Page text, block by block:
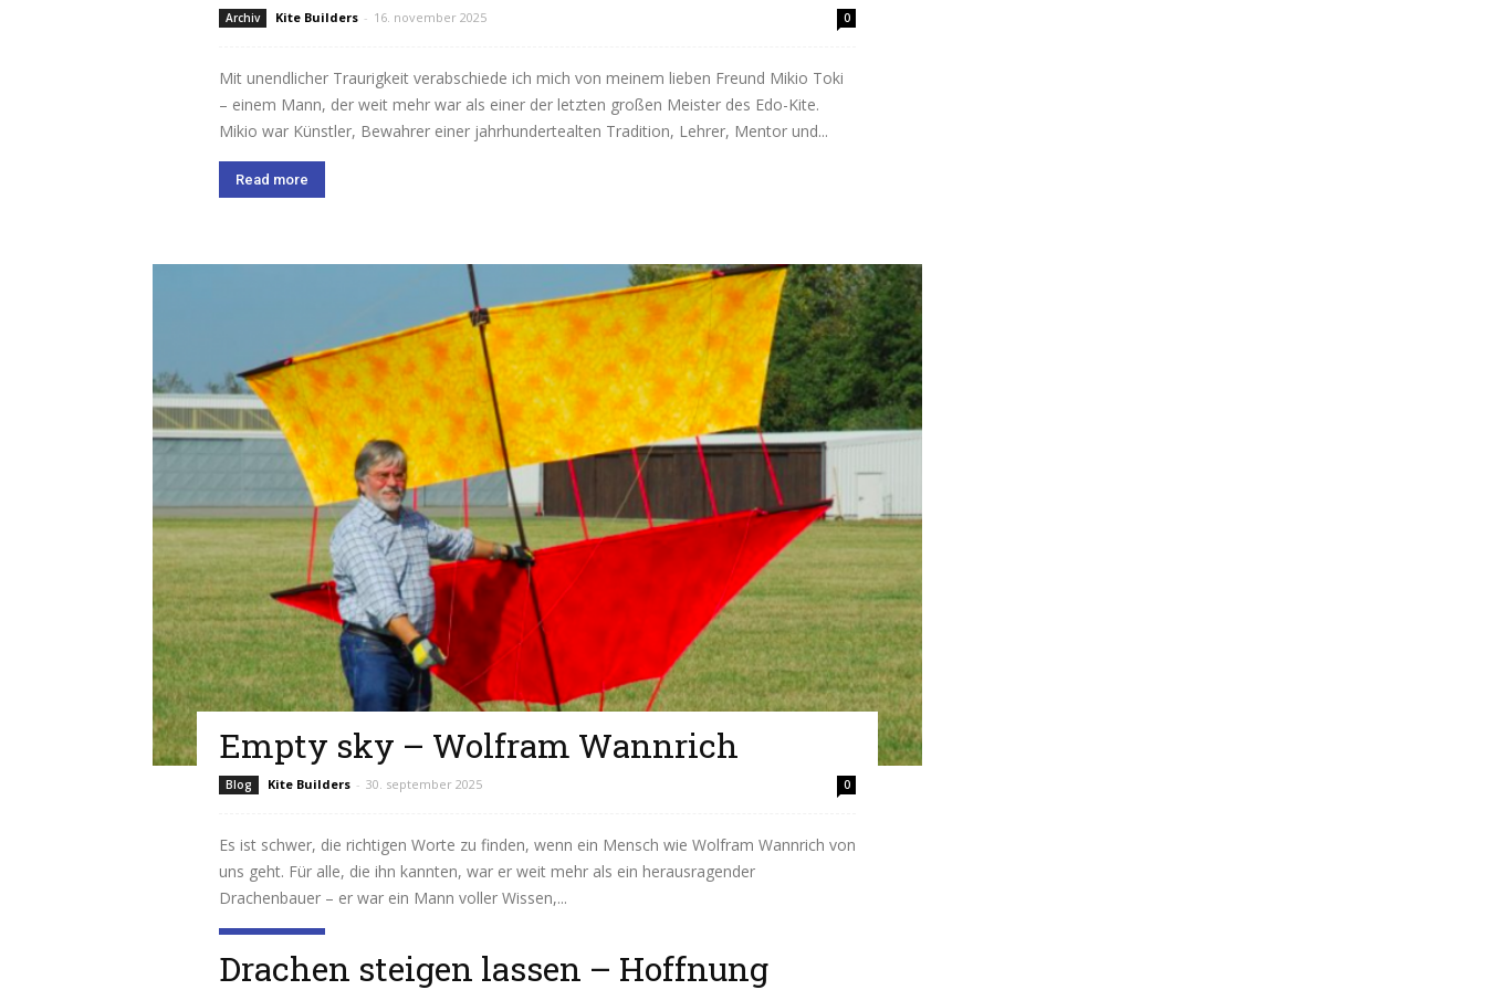
Archiv Kite Builders - 16. november 2025 0
Mit unendlicher Traurigkeit verabschiede ich mich von meinem lieben Freund Mikio Toki
– einem Mann, der weit mehr war als einer der letzten großen Meister des Edo-Kite.
Mikio war Künstler, Bewahrer einer jahrhundertealten Tradition, Lehrer, Mentor und...
Read more
Empty sky – Wolfram Wannrich
Blog Kite Builders - 30. september 2025 0
Es ist schwer, die richtigen Worte zu finden, wenn ein Mensch wie Wolfram Wannrich von
uns geht. Für alle, die ihn kannten, war er weit mehr als ein herausragender
Drachenbauer – er war ein Mann voller Wissen,...
Drachen steigen lassen – Hoffnung